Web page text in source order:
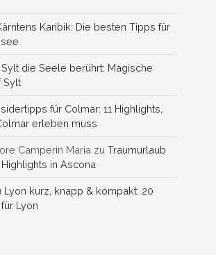
Karibik: Die besten Tipps für
die Seele berührt: Magische
Sylt
für Colmar: 11 Highlights,
erleben muss
Camperin Maria zuTraumurlaub
in Ascona
Lyon kurz, knapp & kompakt: 20
Lyon